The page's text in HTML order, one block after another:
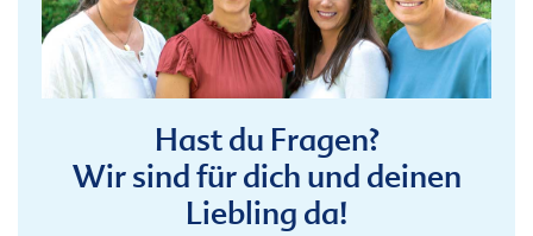
Hast du Fragen?
Wir sind für dich und deinen
Liebling da!